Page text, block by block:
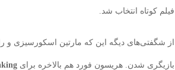
فیلم کوتاه انتخاب شد.
از شگفتی‌های دیگه این که مارتین اسکورسیزی و
بازیگری شدن. هریسون فورد هم بالاخره برای